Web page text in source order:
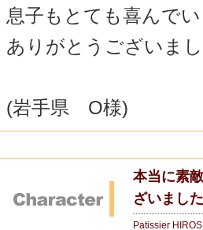
息子もとても喜んで
ありがとうございま
(岩手県 O様)
本当に素
ざいまし
Patissier